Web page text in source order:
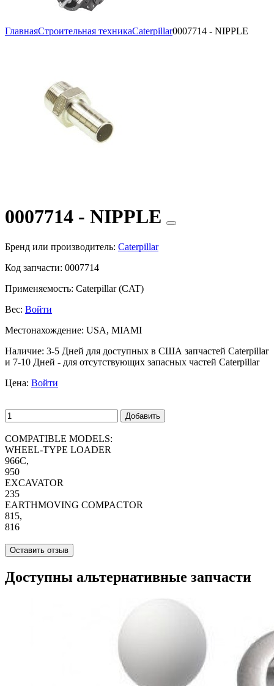
ГлавнаяСтроительная техникаCaterpillar0007714 - NIPPLE
0007714 - NIPPLE
Бренд или производитель: Caterpillar
Код запчасти: 0007714
Применяемость: Caterpillar (CAT)
Вес: Войти
Местонахождение: USA, MIAMI
Наличие: 3-5 Дней для доступных в США запчастей Caterpillar
и 7-10 Дней - для отсутствующих запасных частей Caterpillar
Цена: Войти
Добавить
COMPATIBLE MODELS:
WHEEL-TYPE LOADER
966C,
950
EXCAVATOR
235
EARTHMOVING COMPACTOR
815,
816
Оставить отзыв
Доступны альтернативные запчасти